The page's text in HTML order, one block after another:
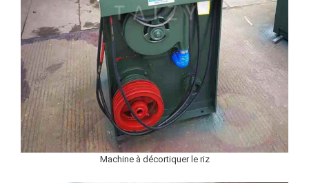
Machine à décortiquer le riz